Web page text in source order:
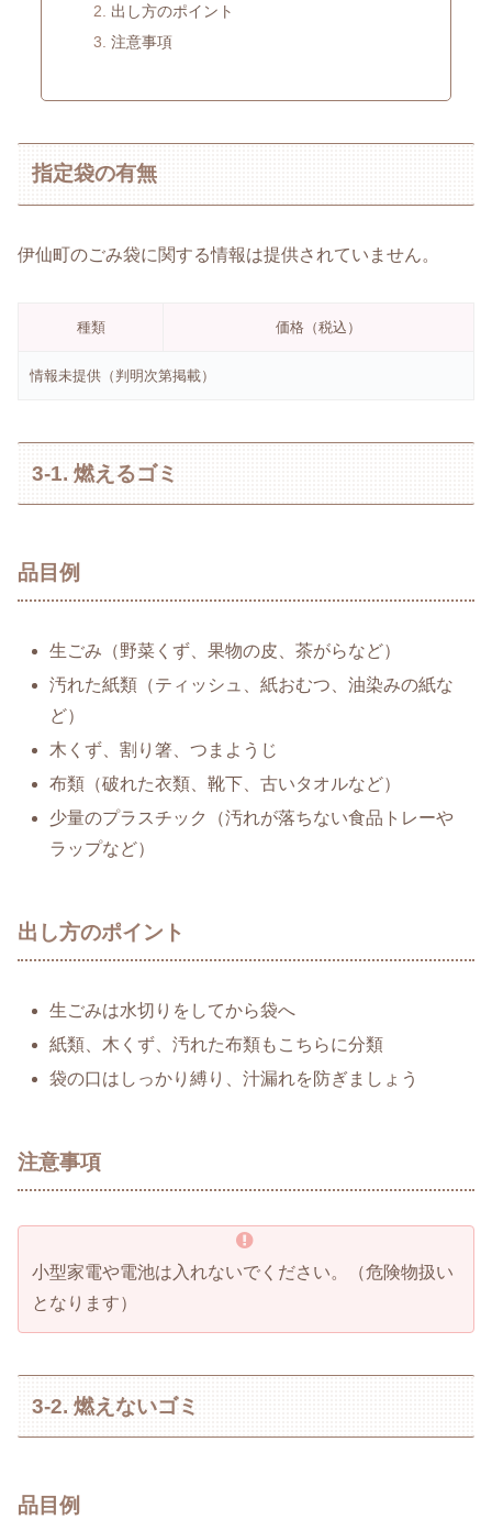
出し方のポイント
注意事項
指定袋の有無
伊仙町のごみ袋に関する情報は提供されていません。
種類 価格（税込）
情報未提供（判明次第掲載）
3-1. 燃えるゴミ
品目例
生ごみ（野菜くず、果物の皮、茶がらなど）
汚れた紙類（ティッシュ、紙おむつ、油染みの紙な
ど）
木くず、割り箸、つまようじ
布類（破れた衣類、靴下、古いタオルなど）
少量のプラスチック（汚れが落ちない食品トレーや
ラップなど）
出し方のポイント
生ごみは水切りをしてから袋へ
紙類、木くず、汚れた布類もこちらに分類
袋の口はしっかり縛り、汁漏れを防ぎましょう
注意事項
小型家電や電池は入れないでください。（危険物扱い
となります）
3-2. 燃えないゴミ
品目例